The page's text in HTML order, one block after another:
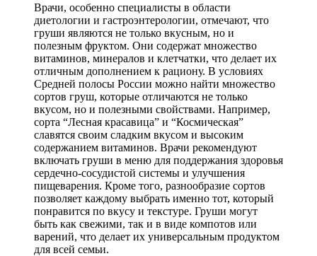
Врачи, особенно специалисты в области
диетологии и гастроэнтерологии, отмечают, что
груши являются не только вкусным, но и
полезным фруктом. Они содержат множество
витаминов, минералов и клетчатки, что делает их
отличным дополнением к рациону. В условиях
Средней полосы России можно найти множество
сортов груш, которые отличаются не только
вкусом, но и полезными свойствами. Например,
сорта “Лесная красавица” и “Космическая”
славятся своим сладким вкусом и высоким
содержанием витаминов. Врачи рекомендуют
включать груши в меню для поддержания здоровья
сердечно-сосудистой системы и улучшения
пищеварения. Кроме того, разнообразие сортов
позволяет каждому выбрать именно тот, который
понравится по вкусу и текстуре. Груши могут
быть как свежими, так и в виде компотов или
варений, что делает их универсальным продуктом
для всей семьи.